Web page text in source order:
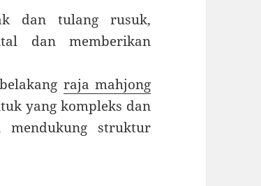
dan tulang rusuk,
dan memberikan
raja mahjong
yang kompleks dan
struktur